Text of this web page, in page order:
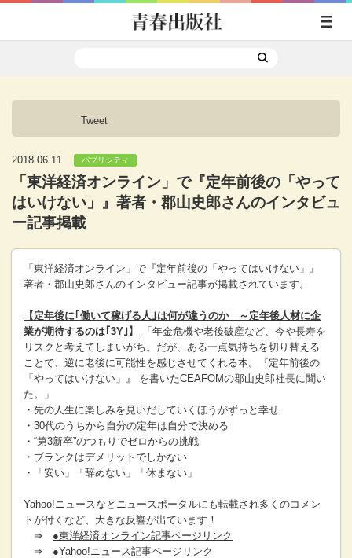
Tweet
2018.06.11 パブリシティ
「東洋経済オンライン」で『定年前後の「やって
はいけない」』著者・郡山史郎さんのインタビュ
ー記事掲載
「東洋経済オンライン」で『定年前後の「やってはいけない」』
著者・郡山史郎さんのインタビュー記事が掲載されています。
【定年後に｢働いて稼げる人｣は何が違うのか ～定年後人材に企
業が期待するのは｢3Y｣】
「年金危機や老後破産など、今や長寿を
リスクと考えてしまいがち。だが、ある一点気持ちを切り替える
ことで、逆に老後に可能性を感じさせてくれる本。『定年前後の
「やってはいけない」』 を書いたCEAFOMの郡山史郎社長に聞い
た。」
・先の人生に楽しみを見いだしていくほうがずっと幸せ
・30代のうちから自分の定年は自分で決める
・“第3新卒”のつもりでゼロからの挑戦
・ブランクはデメリットでしかない
・「安い」「辞めない」「休まない」
Yahoo!ニュースなどニュースポータルにも転載され多くのコメン
トが付くなど、大きな反響が出ています！
⇒ ●東洋経済オンライン記事ページリンク
⇒ ●Yahoo!ニュース記事ページリンク